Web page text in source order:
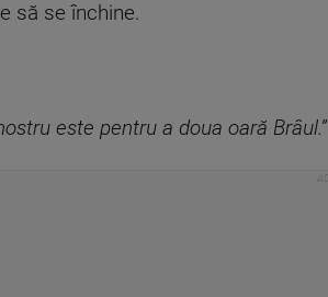
să se închine.
este pentru a doua oară Brâul.”